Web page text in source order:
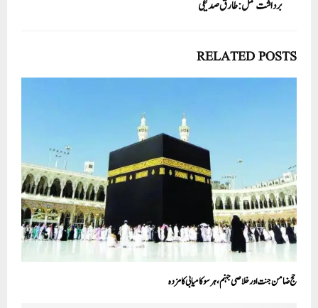
برداشت عمل:طار ق صدیقی
RELATED POSTS
حج ضامن جنت اور خلاصی جہنم، ہرسوکامیابی کا مزدہ